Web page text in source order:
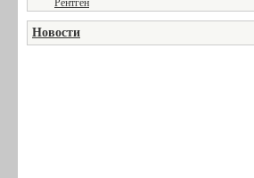
Рентген
Новости